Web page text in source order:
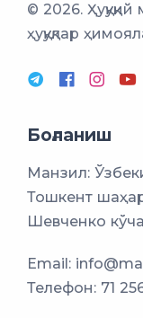
© 2026.
ҳуқуқлар
Боғланиш
Манзил:
Тошкент
Шевченко
Email:
Телефон: 71